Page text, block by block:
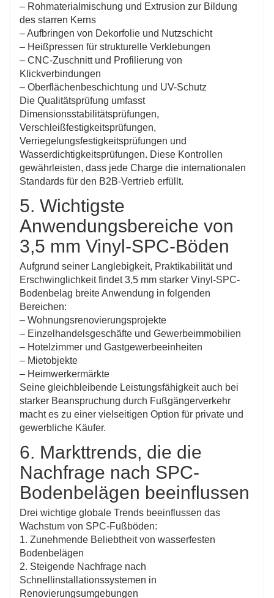
– Rohmaterialmischung und Extrusion zur Bildung
des starren Kerns
– Aufbringen von Dekorfolie und Nutzschicht
– Heißpressen für strukturelle Verklebungen
– CNC-Zuschnitt und Profilierung von
Klickverbindungen
– Oberflächenbeschichtung und UV-Schutz
Die Qualitätsprüfung umfasst
Dimensionsstabilitätsprüfungen,
Verschleißfestigkeitsprüfungen,
Verriegelungsfestigkeitsprüfungen und
Wasserdichtigkeitsprüfungen. Diese Kontrollen
gewährleisten, dass jede Charge die internationalen
Standards für den B2B-Vertrieb erfüllt.
5. Wichtigste
Anwendungsbereiche von
3,5 mm Vinyl-SPC-Böden
Aufgrund seiner Langlebigkeit, Praktikabilität und
Erschwinglichkeit findet 3,5 mm starker Vinyl-SPC-
Bodenbelag breite Anwendung in folgenden
Bereichen:
– Wohnungsrenovierungsprojekte
– Einzelhandelsgeschäfte und Gewerbeimmobilien
– Hotelzimmer und Gastgewerbeeinheiten
– Mietobjekte
– Heimwerkermärkte
Seine gleichbleibende Leistungsfähigkeit auch bei
starker Beanspruchung durch Fußgängerverkehr
macht es zu einer vielseitigen Option für private und
gewerbliche Käufer.
6. Markttrends, die die
Nachfrage nach SPC-
Bodenbelägen beeinflussen
Drei wichtige globale Trends beeinflussen das
Wachstum von SPC-Fußböden:
1. Zunehmende Beliebtheit von wasserfesten
Bodenbelägen
2. Steigende Nachfrage nach
Schnellinstallationssystemen in
Renovierungsumgebungen